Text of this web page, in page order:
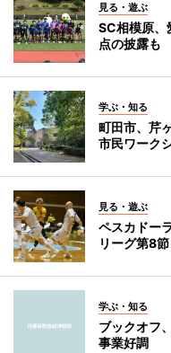
見る・遊ぶ
SC相模原
点の披露も
学ぶ・知る
町田市、芹
市民ワーク
見る・遊ぶ
ペスカドー
リーグ第8節
学ぶ・知る
ブックオフ
事業好調